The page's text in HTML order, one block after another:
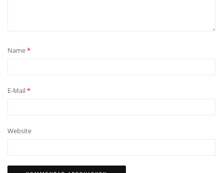
Name*
E-Mail*
Website